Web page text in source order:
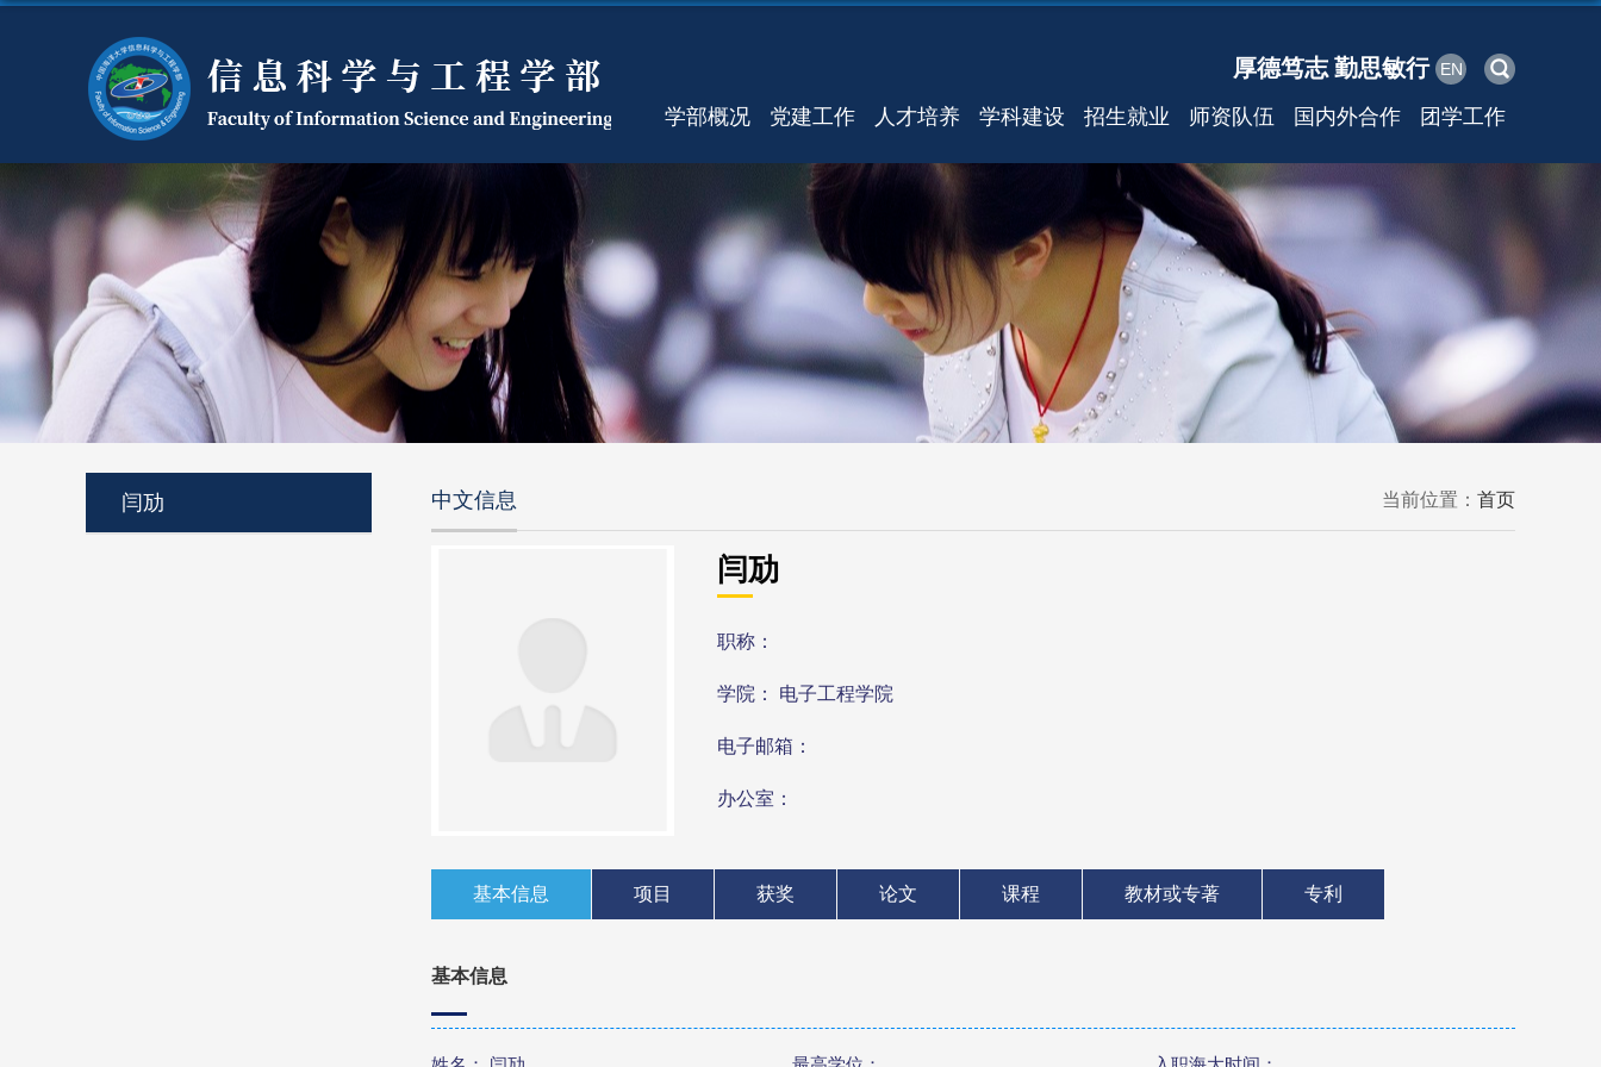
厚德笃志 勤思敏行 EN
学部概况 党建工作 人才培养 学科建设 招生就业 师资队伍 国内外合作 团学工作
闫劢 当前位置： 首页
中文信息
闫劢
职称：
学院： 电子工程学院
电子邮箱：
办公室：
基本信息 项目 获奖 论文 课程 教材或专著 专利
基本信息